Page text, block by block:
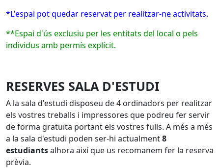
*L'espai pot quedar reservat per realitzar-ne activitats.
**Espai d'ús exclusiu per les entitats del local o pels
individus amb permís explícit.
RESERVES SALA D'ESTUDI
A la sala d'estudi disposeu de 4 ordinadors per realitzar
els vostres treballs i impressores que podreu fer servir
de forma gratuïta portant els vostres fulls. A més a més
a la sala d'estudi poden ser-hi actualment8
estudiantsalhora així que us recomanem fer la reserva
prèvia.